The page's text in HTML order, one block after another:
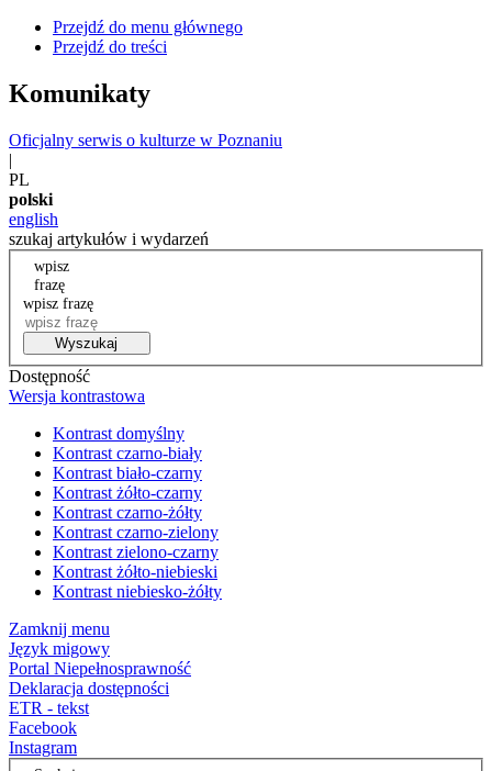
Przejdź do menu głównego
Przejdź do treści
Komunikaty
Oficjalny serwis o kulturze w Poznaniu
|
PL
polski
english
szukaj artykułów i wydarzeń
wpisz
frazę
wpisz frazę
Wyszukaj
Dostępność
Wersja kontrastowa
Kontrast domyślny
Kontrast czarno-biały
Kontrast biało-czarny
Kontrast żółto-czarny
Kontrast czarno-żółty
Kontrast czarno-zielony
Kontrast zielono-czarny
Kontrast żółto-niebieski
Kontrast niebiesko-żółty
Zamknij menu
Język migowy
Portal Niepełnosprawność
Deklaracja dostępności
ETR - tekst
Facebook
Instagram